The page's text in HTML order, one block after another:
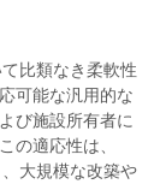
比類なき柔軟性
可能な汎用的な
び施設所有者に
の適応性は、
大規模な改築や